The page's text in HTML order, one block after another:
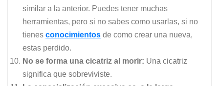
similar a la anterior. Puedes tener muchas
herramientas, pero si no sabes como usarlas, si no
tienes conocimientos de como crear una nueva,
estas perdido.
No se forma una cicatriz al morir: Una cicatriz
significa que sobreviviste.